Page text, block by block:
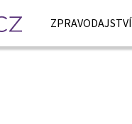
ZPRAVODAJSTVÍ